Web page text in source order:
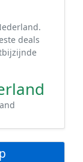
deals